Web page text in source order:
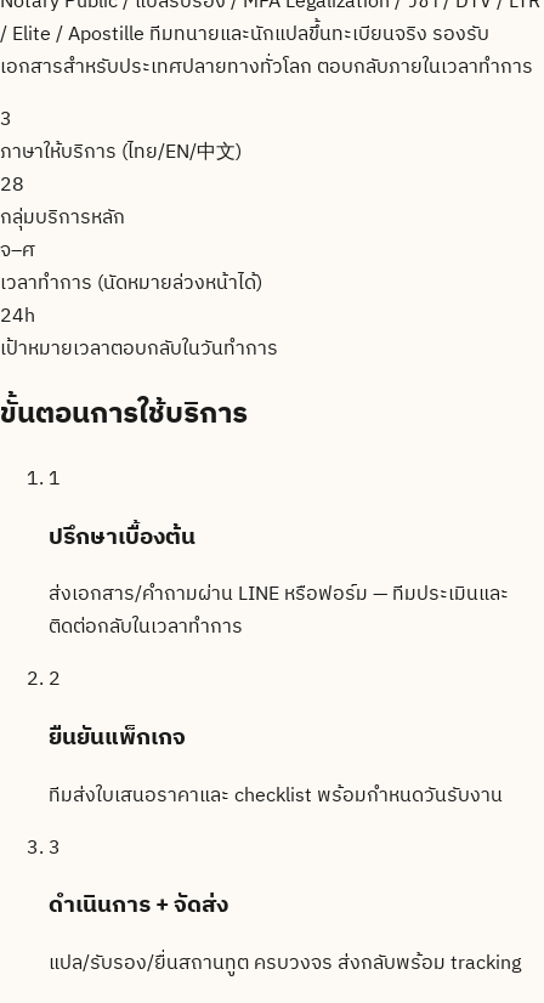
/ Elite / Apostille ทีมทนายและนักแปลขึ้นทะเบียนจริง รองรับ
เอกสารสำหรับประเทศปลายทางทั่วโลก ตอบกลับภายในเวลาทำการ
3
ภาษาให้บริการ (ไทย/EN/中文)
28
กลุ่มบริการหลัก
จ–ศ
เวลาทำการ (นัดหมายล่วงหน้าได้)
24h
เป้าหมายเวลาตอบกลับในวันทำการ
ขั้นตอนการใช้บริการ
1
ปรึกษาเบื้องต้น
ส่งเอกสาร/คำถามผ่าน LINE หรือฟอร์ม — ทีมประเมินและ
ติดต่อกลับในเวลาทำการ
2
ยืนยันแพ็กเกจ
ทีมส่งใบเสนอราคาและ checklist พร้อมกำหนดวันรับงาน
3
ดำเนินการ + จัดส่ง
แปล/รับรอง/ยื่นสถานทูต ครบวงจร ส่งกลับพร้อม tracking